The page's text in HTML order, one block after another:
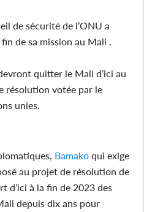
de sécurité de l’ONU a
de sa mission au Mali .
quitter le Mali d’ici au
résolution votée par le
unies.
Bamako qui exige
au projet de résolution de
d’ici à la fin de 2023 des
depuis dix ans pour